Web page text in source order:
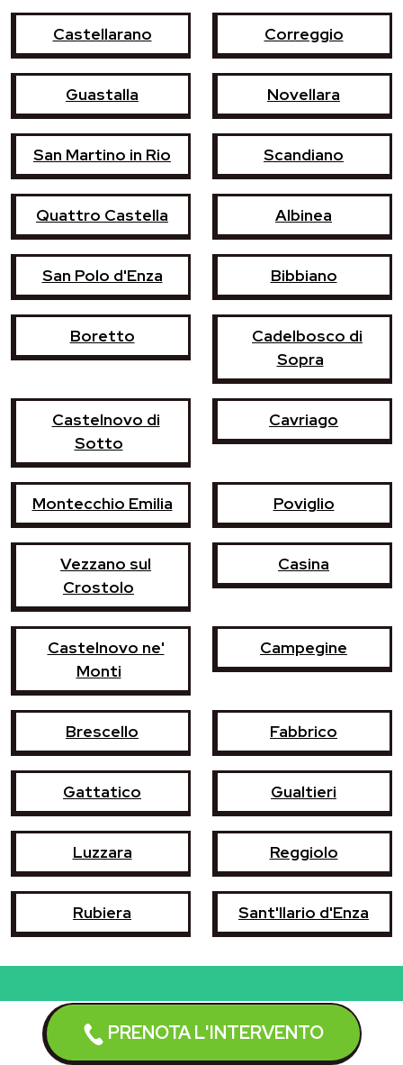
PRENOTA L'INTERVENTO
Castellarano Correggio
Guastalla Novellara
San Martino in Rio Scandiano
Quattro Castella Albinea
San Polo d'Enza Bibbiano
Boretto
Cadelbosco di
Sopra
Castelnovo di
Sotto
Cavriago
Montecchio Emilia Poviglio
Vezzano sul
Crostolo
Casina
Castelnovo ne'
Monti
Campegine
Brescello Fabbrico
Gattatico Gualtieri
Luzzara Reggiolo
Rubiera Sant'Ilario d'Enza
Prenota l'intervento